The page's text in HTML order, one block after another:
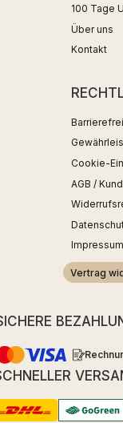
100 Tage
Über uns
Kontakt
Cookie-
AGB /
Impressum
Vertrag